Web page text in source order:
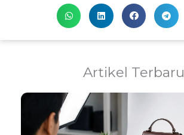
Artikel Terbaru